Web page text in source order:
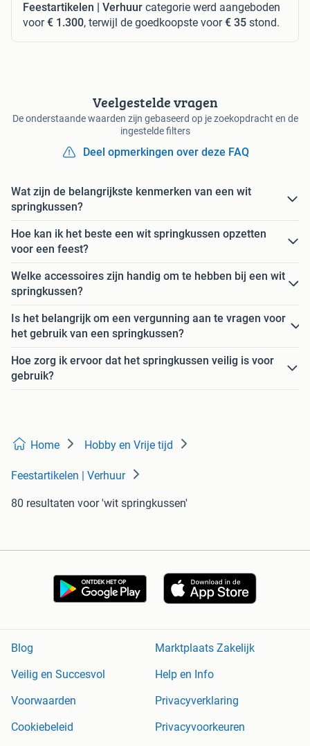
Feestartikelen | Verhuur categorie werd aangeboden
voor€ 1.300, terwijl de goedkoopste voor€ 35 stond.
Veelgestelde vragen
De onderstaande waarden zijn gebaseerd op je zoekopdracht en de
ingestelde filters
Deel opmerkingen over deze FAQ
Wat zijn de belangrijkste kenmerken van een wit
springkussen?
Hoe kan ik het beste een wit springkussen opzetten
voor een feest?
Welke accessoires zijn handig om te hebben bij een wit
springkussen?
Is het belangrijk om een vergunning aan te vragen voor
het gebruik van een springkussen?
Hoe zorg ik ervoor dat het springkussen veilig is voor
gebruik?
Home Hobby en Vrije tijd
Feestartikelen | Verhuur
80 resultaten voor 'wit springkussen'
Blog
Marktplaats Zakelijk
Veilig en Succesvol
Help en Info
Voorwaarden
Privacyverklaring
Cookiebeleid
Privacyvoorkeuren